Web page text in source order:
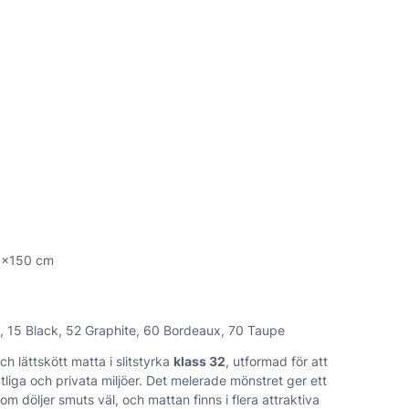
cm
Black, 52 Graphite, 60 Bordeaux, 70 Taupe
lättskött matta i slitstyrka klass 32, utformad för att
och privata miljöer. Det melerade mönstret ger ett
döljer smuts väl, och mattan finns i flera attraktiva